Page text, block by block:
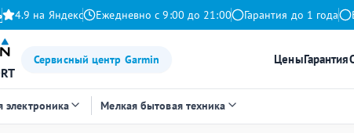
4.9 на Яндекс Ежедневно с 9:00 до 21:00 Гарантия до 1 года
Сервисный центр Garmin ЦеныГарантия
электроника Мелкая бытовая техника